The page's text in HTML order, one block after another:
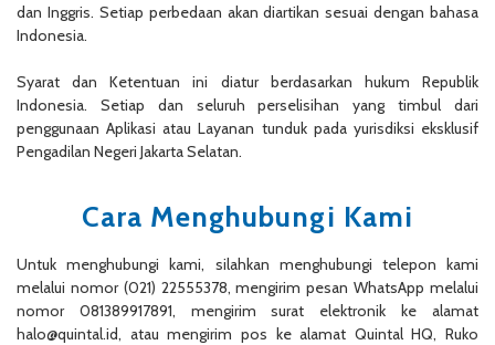
dan Inggris. Setiap perbedaan akan diartikan sesuai dengan bahasa
Indonesia.
Syarat dan Ketentuan ini diatur berdasarkan hukum Republik
Indonesia. Setiap dan seluruh perselisihan yang timbul dari
penggunaan Aplikasi atau Layanan tunduk pada yurisdiksi eksklusif
Pengadilan Negeri Jakarta Selatan.
Cara Menghubungi Kami
Untuk menghubungi kami, silahkan menghubungi telepon kami
melalui nomor (021) 22555378, mengirim pesan WhatsApp melalui
nomor 081389917891, mengirim surat elektronik ke alamat
halo@quintal.id, atau mengirim pos ke alamat Quintal HQ, Ruko